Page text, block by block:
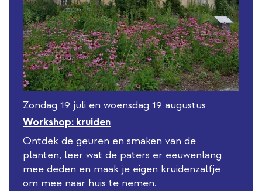
Zondag 19 juli en woensdag 19 augustus
Workshop: kruiden
Ontdek de geuren en smaken van de
planten, leer wat de paters er eeuwenlang
mee deden en maak je eigen kruidenzalfje
om mee naar huis te nemen.